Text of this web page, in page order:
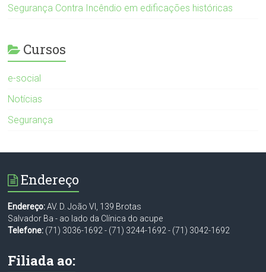
Segurança Contra Incêndio em edificações históricas
Cursos
e-social
Notícias
Segurança
Endereço
Endereço:AV. D. João VI, 139 Brotas
Salvador Ba - ao lado da Clínica do acupe
Telefone: (71) 3036-1692- (71) 3244-1692- (71) 3042-1692
Filiada ao: